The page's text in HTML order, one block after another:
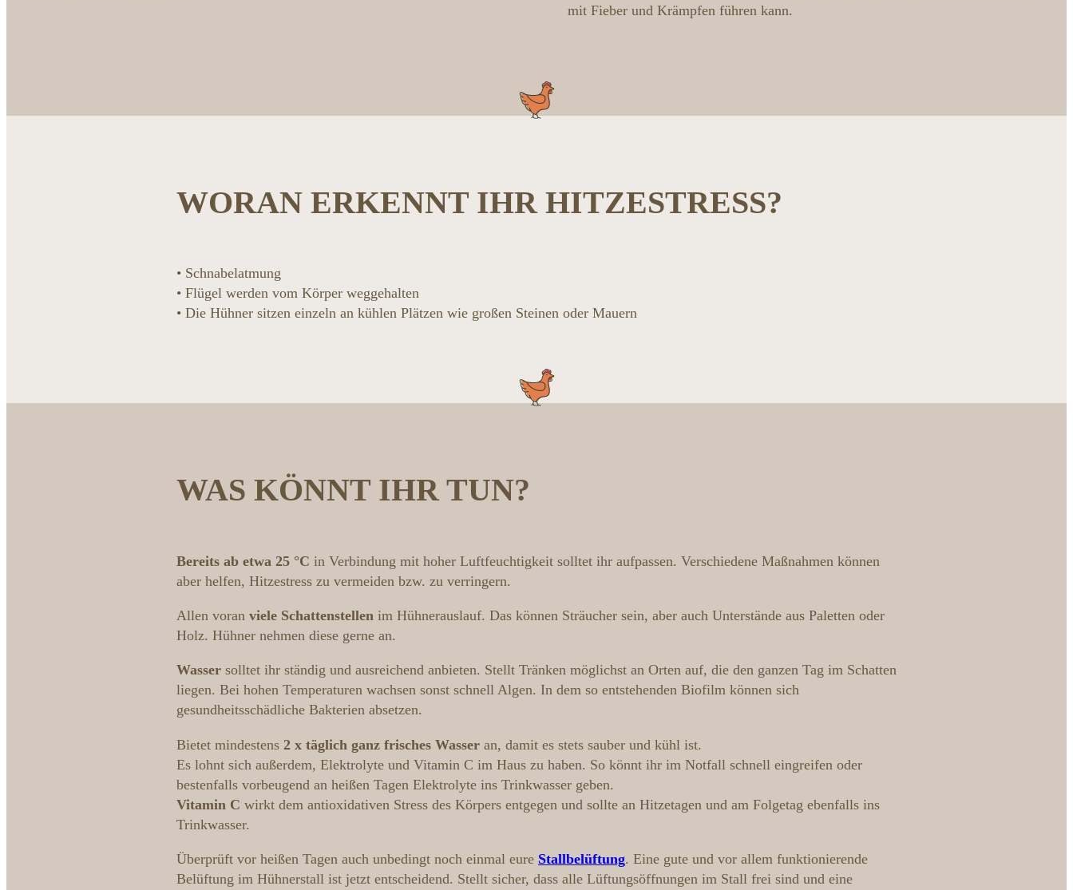
mit Fieber und Krämpfen führen kann.
WORAN ERKENNT IHR HITZESTRESS?
• Schnabelatmung
• Flügel werden vom Körper weggehalten
• Die Hühner sitzen einzeln an kühlen Plätzen wie großen Steinen oder Mauern
WAS KÖNNT IHR TUN?
Bereits ab etwa 25 °C in Verbindung mit hoher Luftfeuchtigkeit solltet ihr aufpassen. Verschiedene Maßnahmen können
aber helfen, Hitzestress zu vermeiden bzw. zu verringern.
Allen voran viele Schattenstellen im Hühnerauslauf. Das können Sträucher sein, aber auch Unterstände aus Paletten oder
Holz. Hühner nehmen diese gerne an.
Wasser solltet ihr ständig und ausreichend anbieten. Stellt Tränken möglichst an Orten auf, die den ganzen Tag im Schatten
liegen. Bei hohen Temperaturen wachsen sonst schnell Algen. In dem so entstehenden Biofilm können sich
gesundheitsschädliche Bakterien absetzen.
Bietet mindestens 2 x täglich ganz frisches Wasser an, damit es stets sauber und kühl ist.
Es lohnt sich außerdem, Elektrolyte und Vitamin C im Haus zu haben. So könnt ihr im Notfall schnell eingreifen oder
bestenfalls vorbeugend an heißen Tagen Elektrolyte ins Trinkwasser geben.
Vitamin C wirkt dem antioxidativen Stress des Körpers entgegen und sollte an Hitzetagen und am Folgetag ebenfalls ins
Trinkwasser.
Überprüft vor heißen Tagen auch unbedingt noch einmal eure Stallbelüftung. Eine gute und vor allem funktionierende
Belüftung im Hühnerstall ist jetzt entscheidend. Stellt sicher, dass alle Lüftungsöffnungen im Stall frei sind und eine